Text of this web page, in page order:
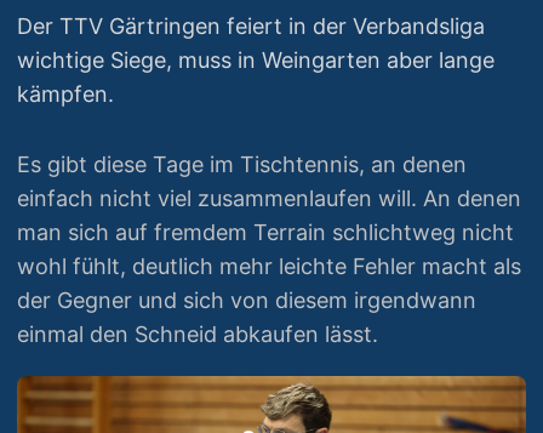
Der TTV Gärtringen feiert in der Verbandsliga
wichtige Siege, muss in Weingarten aber lange
kämpfen.
Es gibt diese Tage im Tischtennis, an denen
einfach nicht viel zusammenlaufen will. An denen
man sich auf fremdem Terrain schlichtweg nicht
wohl fühlt, deutlich mehr leichte Fehler macht als
der Gegner und sich von diesem irgendwann
einmal den Schneid abkaufen lässt.